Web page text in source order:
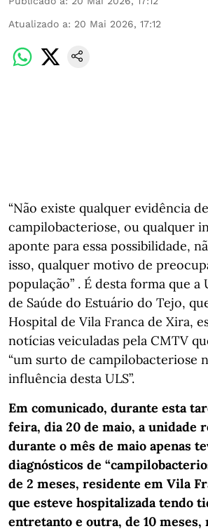
Atualizado a: 20 Mai 2026, 17:12
“Não existe qualquer evidência
campilobacteriose, ou qualquer
aponte para essa possibilidade,
isso, qualquer motivo de
população” . É desta forma que a
de Saúde do Estuário do Tejo,
Hospital de Vila Franca de Xira,
notícias veiculadas pela CMTV
“um surto de campilobacteriose
influência desta ULS”.
Em comunicado, durante esta
feira, dia 20 de maio, a unidade
durante o mês de maio apenas
diagnósticos de
de 2 meses, residente em Vila
que esteve hospitalizada tendo
entretanto e outra, de 10 meses,